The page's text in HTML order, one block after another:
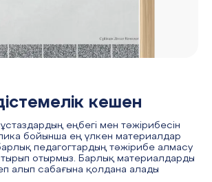
кешен
ұстаздардың еңбегі мен тәжірибесін
бойынша ең үлкен материалдар
педагогтардың тәжірибе алмасу
отырмыз. Барлық материалдарды
алып сабағына қолдана алады